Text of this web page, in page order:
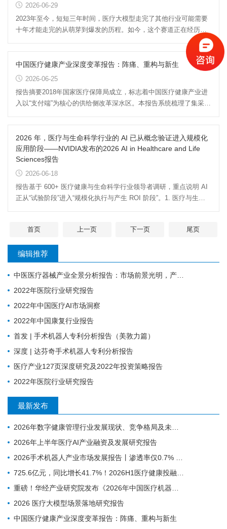
2026-06-29
2023年至今，短短三年时间，医疗大模型走完了其他行业可能需要
十年才能走完的从萌芽到爆发的历程。如今，这个赛道正在经历一
中国医疗健康产业深度变革报告：阵痛、重构与新生
2026-06-25
报告摘要2018年国家医疗保障局成立，标志着中国医疗健康产业进
入以“支付端”为核心的供给侧改革深水区。本报告系统梳理了集采、
2026 年，医疗与生命科学行业的 AI 已从概念验证进入规模化
应用阶段——NVIDIA发布的2026 AI in Healthcare and Life
Sciences报告
2026-06-18
报告基于 600+ 医疗健康与生命科学行业领导者调研，重点说明 AI
正从“试验阶段”进入“规模化执行与产生 ROI 阶段”。1. 医疗与生命
首页 上一页 下一页 尾页
编辑推荐
中医医疗器械产业全景分析报告：市场前景光明，产业升级任重道远
2022年医院行业研究报告
2022年中国医疗AI市场洞察
2022年中国康复行业报告
首发 | 手术机器人专利分析报告（美敦力篇）
深度 | 达芬奇手术机器人专利分析报告
医疗产业127页深度研究及2022年投资策略报告
2022年医院行业研究报告
最新发布
2026年数字健康管理行业发展现状、竞争格局及未来趋势分析
2026年上半年医疗AI产业融资及发展研究报告
2026手术机器人产业市场发展报告丨渗透率仅0.7% ，为什么行业还是在讲未来可期？
725.6亿元，同比增长41.7%！2026H1医疗健康投融资趋势深度分析
重磅！华经产业研究院发布《2026年中国医疗机器人行业市场深度研究报告》
2026 医疗大模型场景落地研究报告
中国医疗健康产业深度变革报告：阵痛、重构与新生